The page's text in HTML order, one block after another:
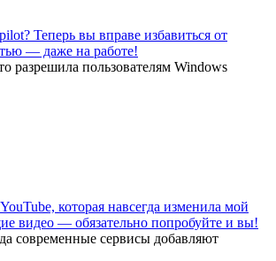
Теперь вы вправе избавиться от
— даже на работе!
разрешила пользователям Windows
которая навсегда изменила мой
видео — обязательно попробуйте и вы!
современные сервисы добавляют